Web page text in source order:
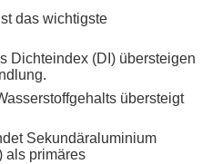
das wichtigste
Dichteindex (DI) übersteigen
übersteigt
Sekundäraluminium
als primäres